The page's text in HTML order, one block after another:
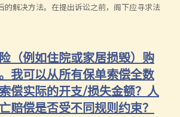
的解决方法。在提出诉讼之前，阁下应寻求法
（例如住院或家居损毁）购
我可以从所有保单索偿全数
偿实际的开支/损失金额？人
赔偿是否受不同规则约束？